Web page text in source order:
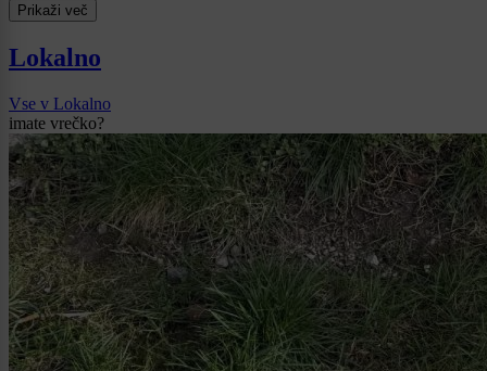
Prikaži več
Lokalno
Vse v Lokalno
imate vrečko?